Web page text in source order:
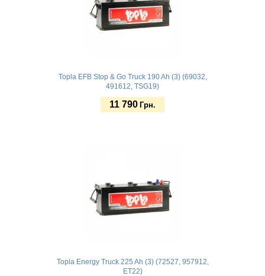
Topla EFB Stop & Go Truck 190 Ah (3) (69032,
491612, TSG19)
11 790 Грн.
Topla Energy Truck 225 Ah (3) (72527, 957912,
ET22)